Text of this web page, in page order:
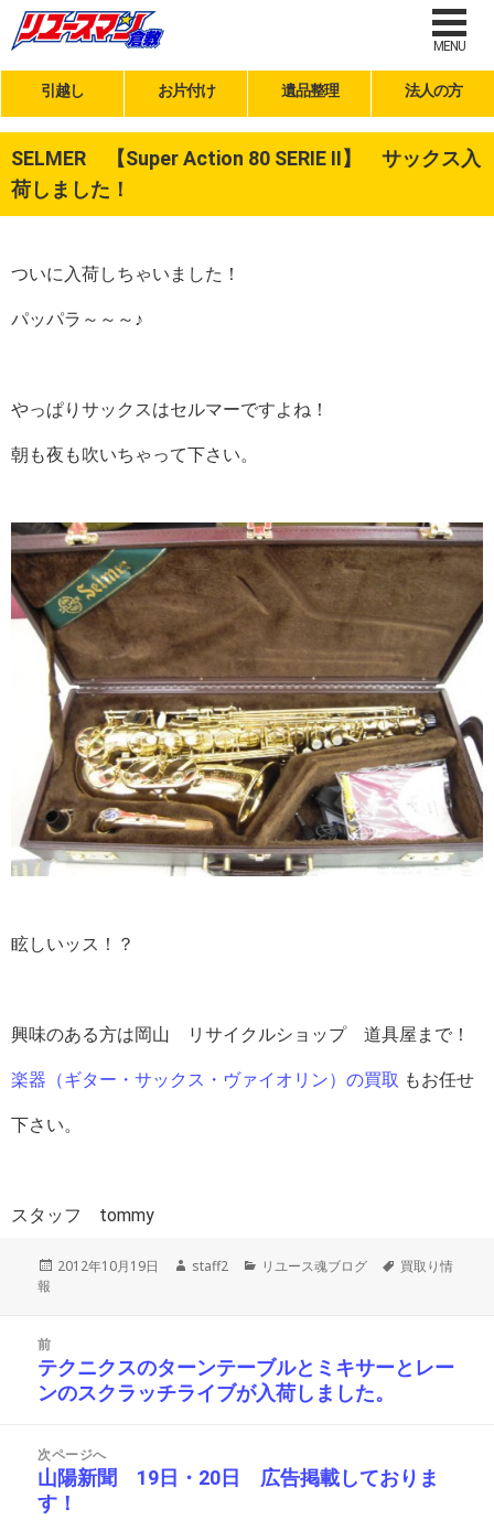
MENU
引越し お片付け 遺品整理 法人の方
SELMER 【Super Action 80 SERIE II】 サックス入
荷しました！
ついに入荷しちゃいました！
パッパラ～～～♪
やっぱりサックスはセルマーですよね！
朝も夜も吹いちゃって下さい。
眩しいッス！？
興味のある方は岡山 リサイクルショップ 道具屋まで！
楽器（ギター・サックス・ヴァイオリン）の買取 もお任せ
下さい。
スタッフ tommy
投
2012年10月19日
作
staff2
カ
リユース魂ブログ
タ
買取り情
報
前
前
の
稿:
テクニクスのターンテーブルとミキサーとレー
ンのスクラッチライブが入荷しました。
次ページへ
次
の
山陽新聞 19日・20日 広告掲載しておりま
す！